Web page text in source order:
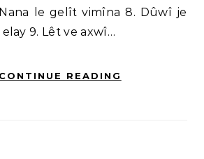
le gelît vimîna 8. Dûwî je
9. Lêt ve axwî…
CONTINUE READING